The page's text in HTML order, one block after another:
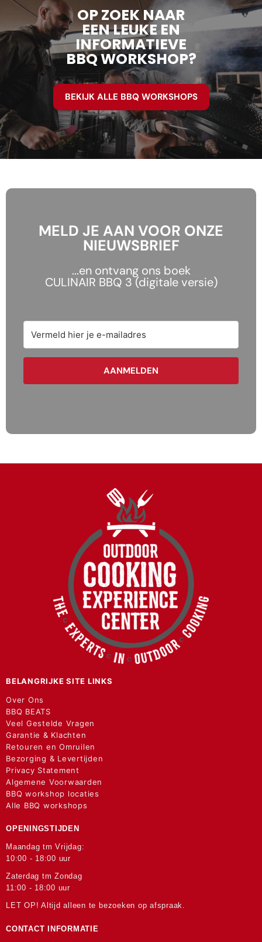
OP ZOEK NAAR
EEN LEUKE EN
INFORMATIEVE
BBQ WORKSHOP?
BEKIJK ALLE BBQ WORKSHOPS
MELD JE AAN VOOR ONZE
NIEUWSBRIEF
...en ontvang ons boek
CULINAIR BBQ 3 (digitale versie)
AANMELDEN
BELANGRIJKE SITE LINKS
Over Ons
BBQ BEATS
Veel Gestelde Vragen
Garantie & Klachten
Retouren en Omruilen
Bezorging & Levertijden
Privacy Statement
Algemene Voorwaarden
BBQ workshop locaties
Alle BBQ workshops
OPENINGSTIJDEN
Maandag tm Vrijdag:
10:00 - 18:00 uur
Zaterdag tm Zondag
11:00 - 18:00 uur
LET OP! Altijd alleen te bezoeken op afspraak.
CONTACT INFORMATIE